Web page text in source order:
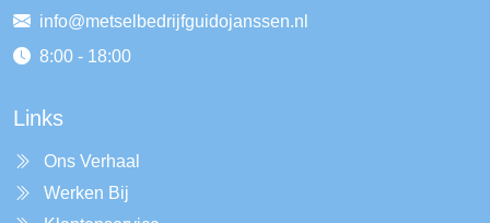
info@metselbedrijfguidojanssen.nl
8:00 - 18:00
Links
Ons Verhaal
Werken Bij